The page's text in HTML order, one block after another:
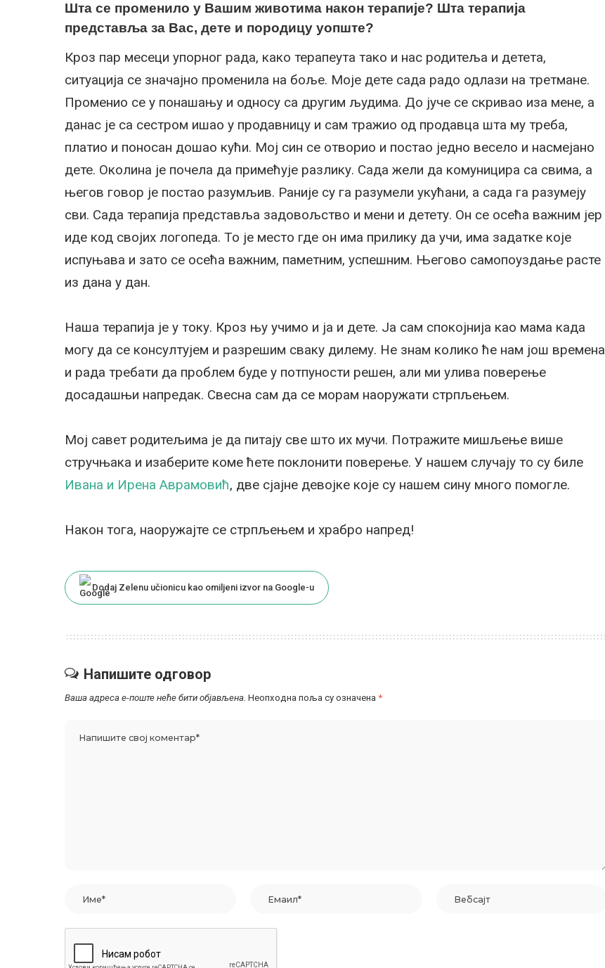
Шта се променило у Вашим животима након терапије? Шта терапија
представља за Вас, дете и породицу уопште?
Кроз пар месеци упорног рада, како терапеута тако и нас родитеља и детета,
ситуација се значајно променила на боље. Моје дете сада радо одлази на третмане.
Променио се у понашању и односу са другим људима. До јуче се скривао иза мене, а
данас је са сестром ишао у продавницу и сам тражио од продавца шта му треба,
платио и поносан дошао кући. Мој син се отворио и постао једно весело и насмејано
дете. Околина је почела да примећује разлику. Сада жели да комуницира са свима, а
његов говор је постао разумљив. Раније су га разумели укућани, а сада га разумеју
сви. Сада терапија представља задовољство и мени и детету. Он се осећа важним јер
иде код својих логопеда. То је место где он има прилику да учи, има задатке које
испуњава и зато се осећа важним, паметним, успешним. Његово самопоуздање расте
из дана у дан.
Наша терапија је у току. Кроз њу учимо и ја и дете. Ја сам спокојнија као мама када
могу да се консултујем и разрешим сваку дилему. Не знам колико ће нам још времена
и рада требати да проблем буде у потпуности решен, али ми улива поверење
досадашњи напредак. Свесна сам да се морам наоружати стрпљењем.
Мој савет родитељима је да питају све што их мучи. Потражите мишљење више
стручњака и изаберите коме ћете поклонити поверење. У нашем случају то су биле
Ивана и Ирена Аврамовић, две сјајне девојке које су нашем сину много помогле.
Након тога, наоружајте се стрпљењем и храбро напред!
Dodaj Zelenu učionicu kao omiljeni izvor na Google-u
Напишите одговор
Ваша адреса е-поште неће бити објављена. Неопходна поља су означена *